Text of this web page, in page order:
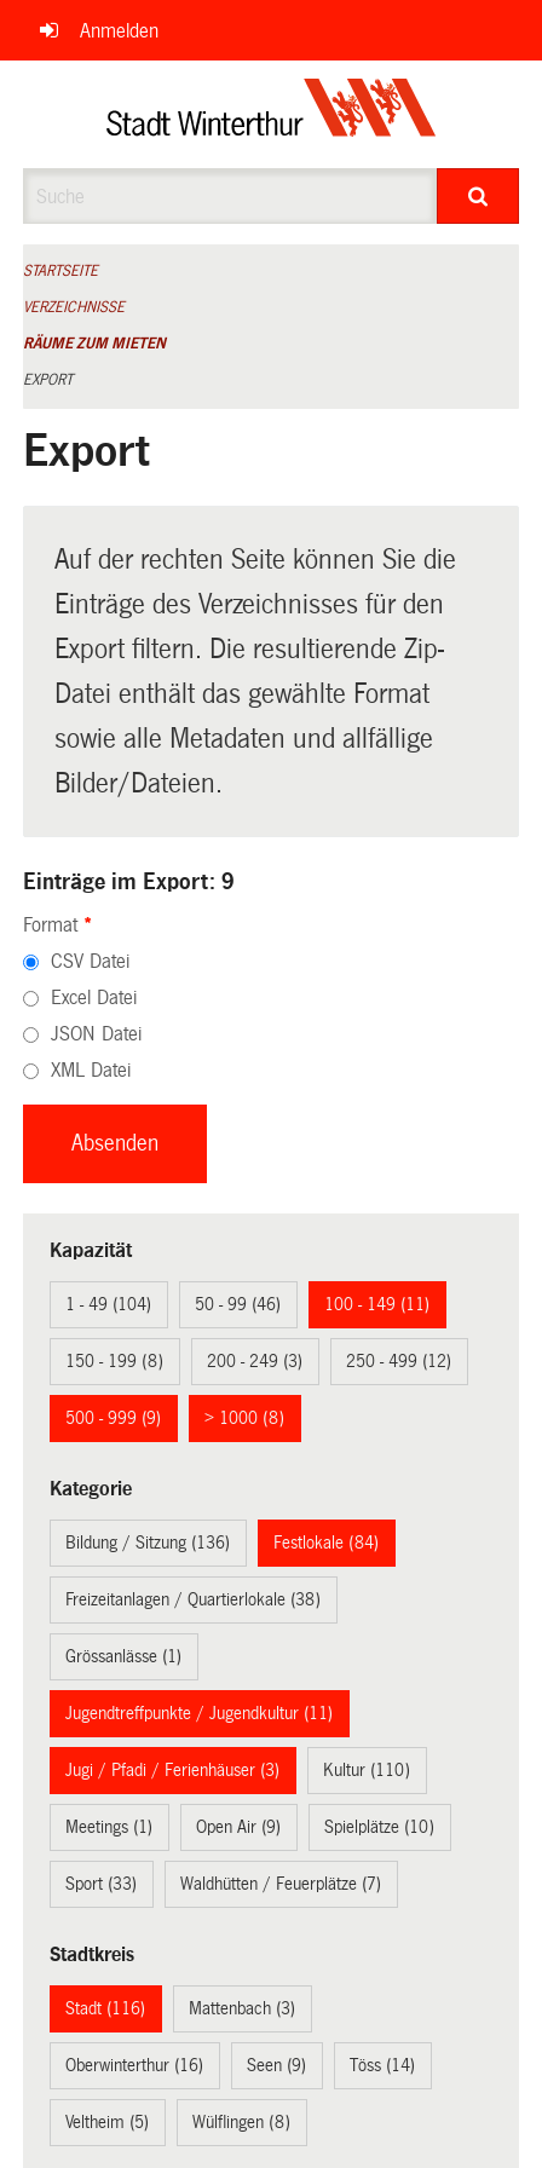
Navigation
überspringen
Anmelden
STARTSEITE
VERZEICHNISSE
RÄUME ZUM MIETEN
EXPORT
Export
Auf der rechten Seite können Sie die
Einträge des Verzeichnisses für den
Export filtern. Die resultierende Zip-
Datei enthält das gewählte Format
sowie alle Metadaten und allfällige
Bilder/Dateien.
Einträge im Export: 9
Format *
CSV Datei
Excel Datei
JSON Datei
XML Datei
Kapazität
1 - 49 (104) 50 - 99 (46) 100 - 149 (11)
150 - 199 (8) 200 - 249 (3) 250 - 499 (12)
500 - 999 (9) > 1000 (8)
Kategorie
Bildung / Sitzung (136) Festlokale (84)
Freizeitanlagen / Quartierlokale (38)
Grössanlässe (1)
Jugendtreffpunkte / Jugendkultur (11)
Jugi / Pfadi / Ferienhäuser (3) Kultur (110)
Meetings (1) Open Air (9) Spielplätze (10)
Sport (33) Waldhütten / Feuerplätze (7)
Stadtkreis
Stadt (116) Mattenbach (3)
Oberwinterthur (16) Seen (9) Töss (14)
Veltheim (5) Wülflingen (8)